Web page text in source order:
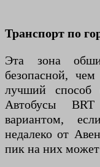
Транспорт по
Эта зона
безопасной,
лучший способ
Автобусы
вариантом,
недалеко от
пик на них